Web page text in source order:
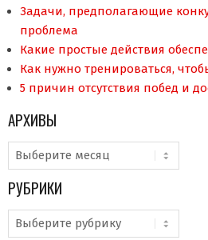
Задачи, предполагающие
проблема
Какие простые действия
Как нужно тренироваться,
5 причин отсутствия побед и
АРХИВЫ
Архивы
РУБРИКИ
Рубрики